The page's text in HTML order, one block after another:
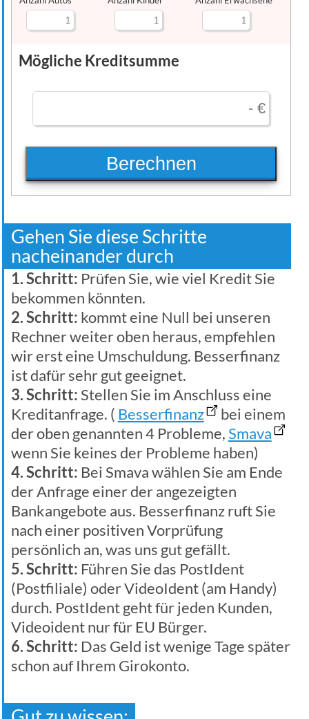
Mögliche Kreditsumme
Berechnen
Gehen Sie diese Schritte
nacheinander durch
1. Schritt: Prüfen Sie, wie viel Kredit Sie
bekommen könnten.
2. Schritt: kommt eine Null bei unseren
Rechner weiter oben heraus, empfehlen
wir erst eine Umschuldung. Besserfinanz
ist dafür sehr gut geeignet.
3. Schritt: Stellen Sie im Anschluss eine
Kreditanfrage. ( Besserfinanz
bei einem
der oben genannten 4 Probleme,Smava
wenn Sie keines der Probleme haben)
4. Schritt: Bei Smava wählen Sie am Ende
der Anfrage einer der angezeigten
Bankangebote aus. Besserfinanz ruft Sie
nach einer positiven Vorprüfung
persönlich an, was uns gut gefällt.
5. Schritt: Führen Sie das PostIdent
(Postfiliale) oder VideoIdent (am Handy)
durch. PostIdent geht für jeden Kunden,
Videoident nur für EU Bürger.
6. Schritt: Das Geld ist wenige Tage später
schon auf Ihrem Girokonto.